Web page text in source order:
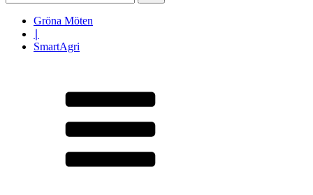
efter:
Gröna Möten
SmartAgri